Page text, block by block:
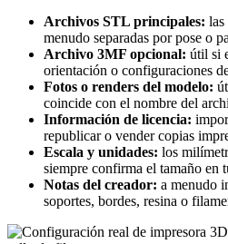
Archivos STL principales: las
menudo separadas por pose o
Archivo 3MF opcional: útil si
orientación o configuraciones
Fotos o renders del modelo:
coincide con el nombre del
Información de licencia:
republicar o vender copias
Escala y unidades: los
siempre confirma el tamaño en
Notas del creador: a menudo
soportes, bordes, resina o